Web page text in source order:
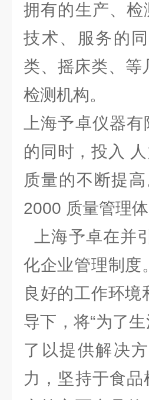
拥有的生产、
技术、服务的
类、摇床类、等
检测机构。
上海予卓仪器
的同时，投入
质量的不断提
2000 质量管
上海予卓在并
化企业管理制度
良好的工作环境
导下，将“为了
了以提供解决
力，坚持于食